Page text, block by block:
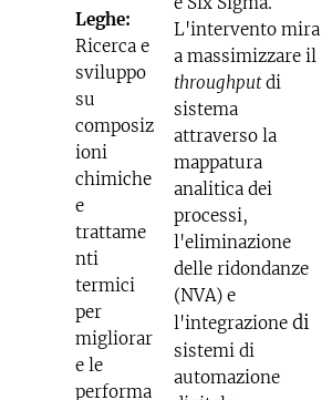
Leghe:
Ricerca e
sviluppo
su
composiz
ioni
chimiche
e
trattame
nti
termici
per
migliorar
e le
performa
L'intervento mira
a massimizzare il
throughputdi
sistema
attraverso la
mappatura
analitica dei
processi,
l'eliminazione
delle ridondanze
(NVA) e
l'integrazionedi
sistemi di
automazione